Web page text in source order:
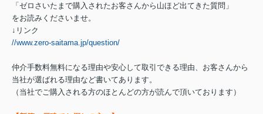
「ゼロさいたまで購入されたお客さんから山ほど出てきた質問」
をお読みくださいませ。
↓リンク
//www.zero-saitama.jp/question/
仲介手数料無料になる理由や安心して取引できる理由、お客さんから
当社が選ばれる理由など書いてあります。
（当社でご購入される方のほとんどの方が読んで頂いております）